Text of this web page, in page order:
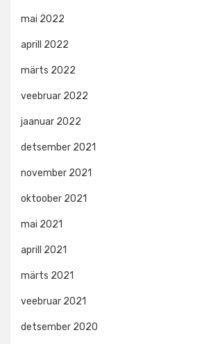
mai 2022
aprill 2022
märts 2022
veebruar 2022
jaanuar 2022
detsember 2021
november 2021
oktoober 2021
mai 2021
aprill 2021
märts 2021
veebruar 2021
detsember 2020